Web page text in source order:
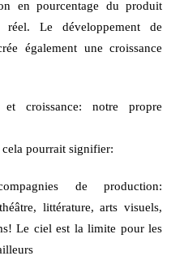
en pourcentage du produit
Le développement de
également une croissance
et croissance: notre propre
pourrait signifier:
de production:
littérature, arts visuels,
Le ciel est la limite pour les